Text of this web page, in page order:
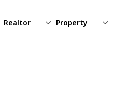
Property
Realtor